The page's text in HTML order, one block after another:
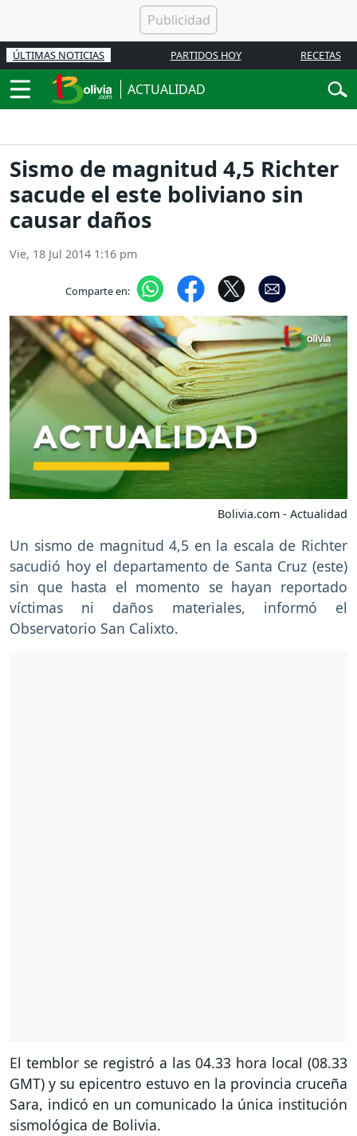
ÚLTIMAS NOTICIAS PARTIDOS HOY RECETAS
ACTUALIDAD
Sismo de magnitud 4,5 Richter
sacude el este boliviano sin
causar daños
Vie, 18 Jul 2014 1:16 pm
Comparte en:
Bolivia.com - Actualidad
Un sismo de magnitud 4,5 en la escala de Richter
sacudió hoy el departamento de Santa Cruz (este)
sin que hasta el momento se hayan reportado
víctimas ni daños materiales, informó el
Observatorio San Calixto.
El temblor se registró a las 04.33 hora local (08.33
GMT) y su epicentro estuvo en la provincia cruceña
Sara, indicó en un comunicado la única institución
sismológica de Bolivia.